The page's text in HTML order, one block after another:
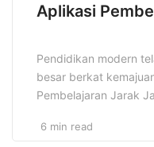
Aplikasi
Pendidikan modern
besar berkat
Pembelajaran Jarak
sebelumnya terbatas
6 min read